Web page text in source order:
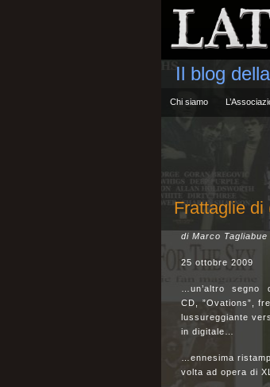
Il blog
Chi siamo
Frattaglie
di Marco Tagliabue
25 ottobre 2009
…un’altro
CD, ”Ovations”,
lussureggiante
in digitale…
…ennesima
volta ad opera di